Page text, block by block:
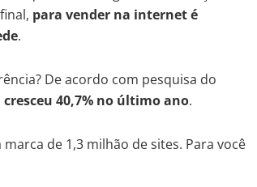
para vender na internet é
.
De acordo com pesquisa do
40,7% no último ano.
de 1,3 milhão de sites. Para você